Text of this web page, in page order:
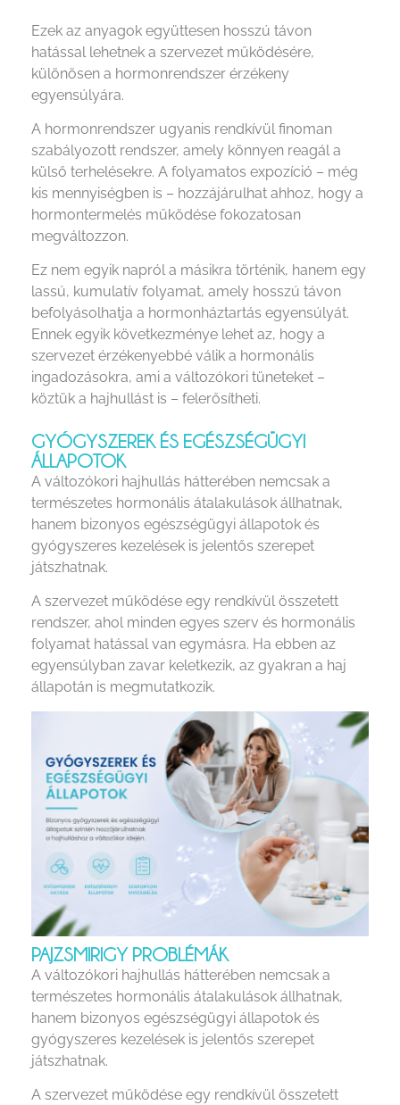
Ezek az anyagok együttesen hosszú távon
hatással lehetnek a szervezet működésére,
különösen a hormonrendszer érzékeny
egyensúlyára.
A hormonrendszer ugyanis rendkívül finoman
szabályozott rendszer, amely könnyen reagál a
külső terhelésekre. A folyamatos expozíció – még
kis mennyiségben is – hozzájárulhat ahhoz, hogy a
hormontermelés működése fokozatosan
megváltozzon.
Ez nem egyik napról a másikra történik, hanem egy
lassú, kumulatív folyamat, amely hosszú távon
befolyásolhatja a hormonháztartás egyensúlyát.
Ennek egyik következménye lehet az, hogy a
szervezet érzékenyebbé válik a hormonális
ingadozásokra, ami a változókori tüneteket –
köztük a hajhullást is – felerősítheti.
GYÓGYSZEREK ÉS EGÉSZSÉGÜGYI
ÁLLAPOTOK
A változókori hajhullás hátterében nemcsak a
természetes hormonális átalakulások állhatnak,
hanem bizonyos egészségügyi állapotok és
gyógyszeres kezelések is jelentős szerepet
játszhatnak.
A szervezet működése egy rendkívül összetett
rendszer, ahol minden egyes szerv és hormonális
folyamat hatással van egymásra. Ha ebben az
egyensúlyban zavar keletkezik, az gyakran a haj
állapotán is megmutatkozik.
PAJZSMIRIGY PROBLÉMÁK
A változókori hajhullás hátterében nemcsak a
természetes hormonális átalakulások állhatnak,
hanem bizonyos egészségügyi állapotok és
gyógyszeres kezelések is jelentős szerepet
játszhatnak.
A szervezet működése egy rendkívül összetett